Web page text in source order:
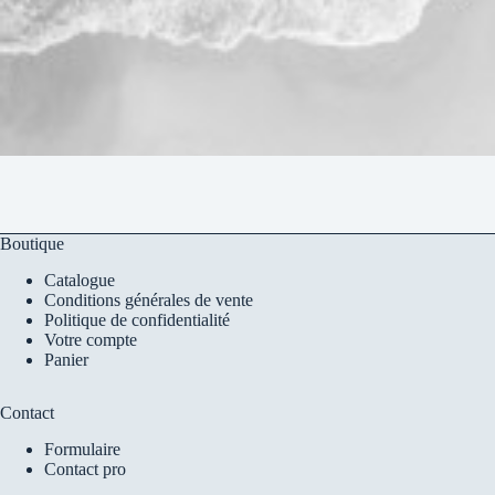
Boutique
Catalogue
Conditions générales de vente
Politique de confidentialité
Votre compte
Panier
Contact
Formulaire
Contact pro